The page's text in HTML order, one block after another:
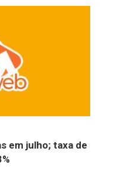
em julho; taxa de